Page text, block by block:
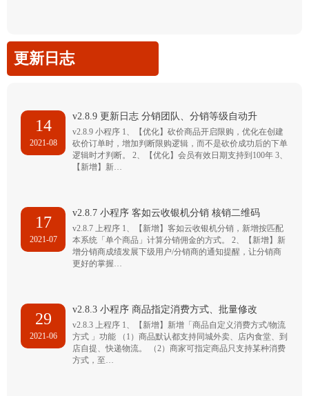
更新日志
14
2021-08
v2.8.9 更新日志 分销团队、分销等级自动升
v2.8.9 小程序 1、【优化】砍价商品开启限购，优化在创建
砍价订单时，增加判断限购逻辑，而不是砍价成功后的下单
逻辑时才判断。 2、【优化】会员有效日期支持到100年 3、
【新增】新…
17
2021-07
v2.8.7 小程序 客如云收银机分销 核销二维码
v2.8.7 上程序 1、【新增】客如云收银机分销，新增按匹配
本系统「单个商品」计算分销佣金的方式。 2、【新增】新
增分销商成绩发展下级用户/分销商的通知提醒，让分销商
更好的掌握…
29
2021-06
v2.8.3 小程序 商品指定消费方式、批量修改
v2.8.3 上程序 1、【新增】新增「商品自定义消费方式/物流
方式 」功能 （1）商品默认都支持同城外卖、店内食堂、到
店自提、快递物流。 （2）商家可指定商品只支持某种消费
方式，至…